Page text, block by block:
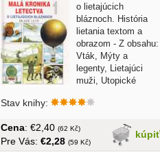
o lietajúcich
bláznoch. História
lietania textom a
obrazom - Z obsahu:
Vták, Mýty a
legenty, Lietajúci
muži, Utopické
Stav knihy:
kúpiť
Cena: €2,40 (62 Kč)
Pre Vás: €2,28 (59 Kč)